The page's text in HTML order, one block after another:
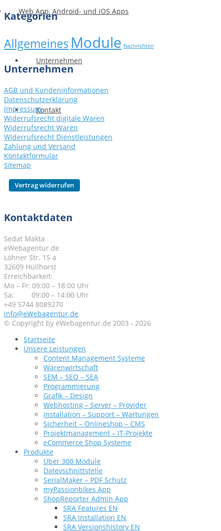
Web App, Android- und iOS Apps
Unternehmen
Kontakt
Kategorien
Allgemeines Module Nachrichten
Unternehmen
AGB und Kundeninformationen
Datenschutzerklärung
Impressum
Widerrufsrecht digitale Waren
Widerrufsrecht Waren
Widerrufsrecht Dienstleistungen
Zahlung und Versand
Kontaktformular
Sitemap
Kontaktdaten
Sedat Makta
eWebagentur.de
Löhner Str. 15 a
32609 Hüllhorst
Erreichbarkeit:
Mo – Fr: 09:00 – 18:00 Uhr
Sa: 09:00 – 14:00 Uhr
+49 5744 8089270
info@eWebagentur.de
© Copyright by eWebagentur.de 2003 - 2026
Startseite
Unsere Leistungen
Content Management Systeme
Warenwirtschaft
SEM – SEO – SEA
Programmierung
Grafik – Design
Webhosting – Server – Provider
Installation – Support – Wartungen
Sicherheit – Onlineshop – CMS
Projektmanagement – IT-Projekte
eCommerce Shop Systeme
Produkte
Über 300 Module
Datevschnittstelle
SerialMaker – PDF Schutz
myPassionbikes App
ShopReporter Admin App
SRA Features EN
SRA Installation EN
SRA Versionshistory EN